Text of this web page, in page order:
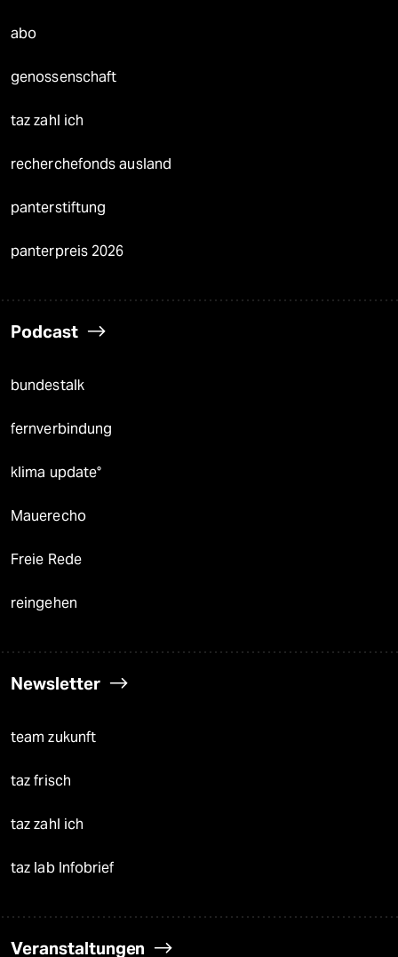
abo
genossenschaft
taz zahl ich
recherchefonds ausland
panterstiftung
panterpreis 2026
Podcast
bundestalk
fernverbindung
klima update°
Mauerecho
Freie Rede
reingehen
Newsletter
team zukunft
taz frisch
taz zahl ich
taz lab Infobrief
Veranstaltungen